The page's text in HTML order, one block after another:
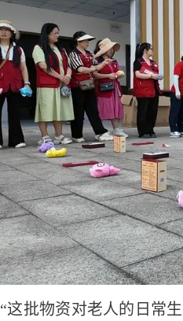
“这批物资对老人的日常